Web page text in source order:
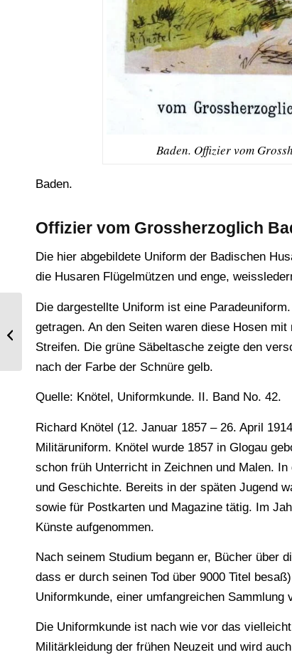
Baden. Offizier vom
Baden.
Offizier vom Grossherzoglich
Die hier abgebildete Uniform der Badischen
die Husaren Flügelmützen und enge,
Die dargestellte Uniform ist eine
getragen. An den Seiten waren diese Hosen
Streifen. Die grüne Säbeltasche zeigte den
nach der Farbe der Schnüre gelb.
Quelle: Knötel, Uniformkunde. II. Band No. 42.
Richard Knötel (12. Januar 1857 – 26. April
Militäruniform. Knötel wurde 1857 in Glogau
schon früh Unterricht in Zeichnen und Malen.
und Geschichte. Bereits in der späten Jugend
sowie für Postkarten und Magazine tätig. Im
Künste aufgenommen.
Nach seinem Studium begann er, Bücher über
dass er durch seinen Tod über 9000 Titel
Uniformkunde, einer umfangreichen
Die Uniformkunde ist nach wie vor das
Militärkleidung der frühen Neuzeit und wird
Die fleißige Familie von Franz Niklaus